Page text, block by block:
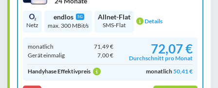
Netz
endlos 5G
max. 300 MBit/s
Allnet-Flat
SMS-Flat Details
monatlich
71,49 €
Gerät einmalig
7,00 € 72,07 €
Durchschnitt pro Monat
Handyhase Effektivpreis
monatlich50,41 €